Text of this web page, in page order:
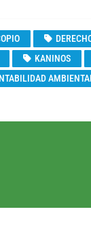
KANINOS